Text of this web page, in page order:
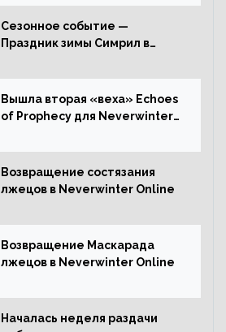
Сезонное событие —
Праздник зимы Симрил в
Вышла вторая «веха» Echoes
of Prophecy для Neverwinter
Возвращение состязания
лжецов в Neverwinter Online
Возвращение Маскарада
лжецов в Neverwinter Online
Началась неделя раздачи